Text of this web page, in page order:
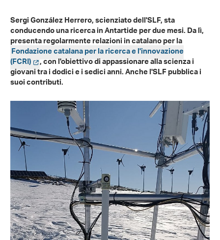
Sergi González Herrero, scienziato dell'SLF, sta
conducendo una ricerca in Antartide per due mesi. Da lì,
presenta regolarmente relazioni in catalano per la
Fondazione catalana per la ricerca e l'innovazione
(FCRI) , con l'obiettivo di appassionare alla scienza i
giovani tra i dodici e i sedici anni. Anche l'SLF pubblica i
suoi contributi.